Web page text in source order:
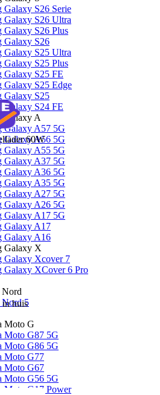
Galaxy S26 Serie
Galaxy S26 Ultra
Galaxy S26 Plus
Galaxy S26
Galaxy S25 Ultra
Galaxy S25 Plus
Galaxy S25 FE
Galaxy S25 Edge
Galaxy S25
Galaxy S24 FE
Galaxy A
Galaxy A57 5G
Galaxy A56 5G
Galaxy A55 5G
Galaxy A37 5G
Galaxy A36 5G
Galaxy A35 5G
Galaxy A27 5G
Galaxy A26 5G
Galaxy A17 5G
Galaxy A17
Galaxy A16
Galaxy X
Galaxy Xcover 7
Galaxy XCover 6 Pro
Nord
Nord 5
Moto G
Moto G87 5G
Moto G86 5G
Moto G77
Moto G67
Moto G56 5G
Moto G17 Power
60W
in huis